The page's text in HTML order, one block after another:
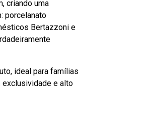
criando uma
porcelanato
Bertazzoni e
ideal para famílias
exclusividade e alto